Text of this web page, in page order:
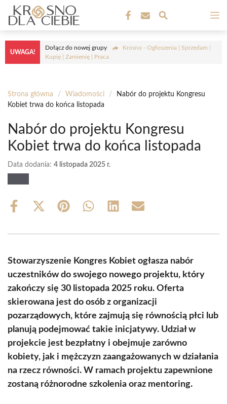
Przejdź
treści
UWAGA!
Dołącz do nowej grupy
Krosno - Ogłoszenia | Sprzedam |
Kupię | Zamienię | Praca
Strona główna / Wiadomości /
Nabór do projektu Kongresu
Kobiet trwa do końca listopada
Nabór do projektu Kongresu
Kobiet trwa do końca listopada
Data dodania: 4 listopada 2025 r.
Share
Share
(Twitter)
Share Share Share Share
Stowarzyszenie Kongres Kobiet ogłasza nabór
uczestników do swojego nowego projektu, który
zakończy się 30 listopada 2025 roku. Oferta
skierowana jest do osób z organizacji
pozarządowych, które zajmują się równością płci lub
planują podejmować takie inicjatywy. Udział w
projekcie jest bezpłatny i obejmuje zarówno
kobiety, jak i mężczyzn zaangażowanych w działania
na rzecz równości. W ramach projektu zapewnione
zostaną różnorodne szkolenia oraz mentoring.